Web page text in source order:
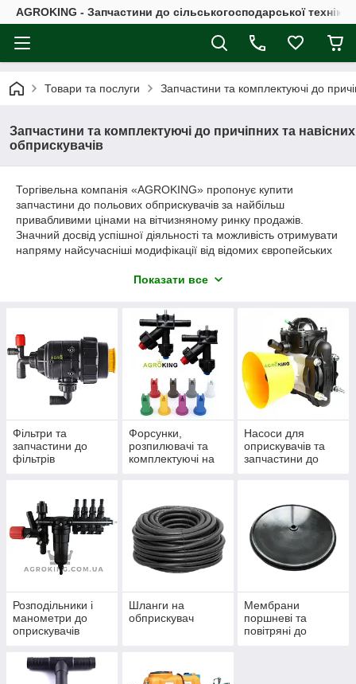
AGROKING - Запчастини до сільськогосподарської
Товари та послуги Запчастини та комплектуючі до
Запчастини та комплектуючі до причіпних та навісних
обприскувачів
Торгівельна компанія «AGROKING» пропонує купити
запчастини до польових обприскувачів за найбільш
привабливими цінами на вітчизняному ринку продажів.
Значний досвід успішної діяльності та можливість отримувати
напряму найсучасніші модифікації від відомих європейських
співробітництва за необхідності замовити комплектуючі до
Показати все
Фільтри та
запчастини до
фільтрів
Форсунки,
розпилювачі та
комплектуючі на
Насоси для
оприскувачів та
запчастини до
Розподільники і
манометри до
оприскувачів
Шланги на
обприскувач
Мембрани
поршневі та
повітряні до